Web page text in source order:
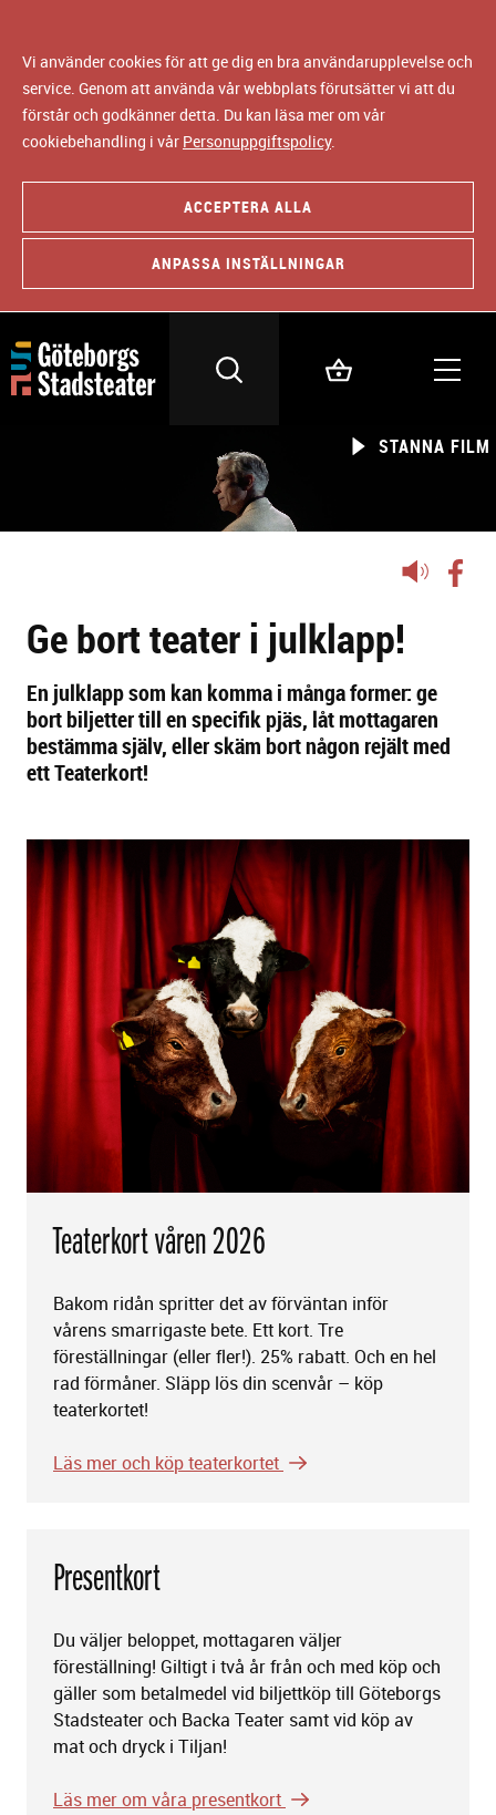
Vi använder cookies för att ge dig en bra användarupplevelse och
service. Genom att använda vår webbplats förutsätter vi att du
förstår och godkänner detta. Du kan läsa mer om vår
cookiebehandling i vår Personuppgiftspolicy.
ACCEPTERA ALLA
ANPASSA INSTÄLLNINGAR
STANNA FILM
Lyssna
Ge bort teater i julklapp!
En julklapp som kan komma i många former: ge
bort biljetter till en specifik pjäs, låt mottagaren
bestämma själv, eller skäm bort någon rejält med
ett Teaterkort!
Teaterkort våren 2026
Bakom ridån spritter det av förväntan inför
vårens smarrigaste bete. Ett kort. Tre
föreställningar (eller fler!). 25% rabatt. Och en hel
rad förmåner. Släpp lös din scenvår – köp
teaterkortet!
Läs mer och köp teaterkortet
Presentkort
Du väljer beloppet, mottagaren väljer
föreställning! Giltigt i två år från och med köp och
gäller som betalmedel vid biljettköp till Göteborgs
Stadsteater och Backa Teater samt vid köp av
mat och dryck i Tiljan!
Läs mer om våra presentkort